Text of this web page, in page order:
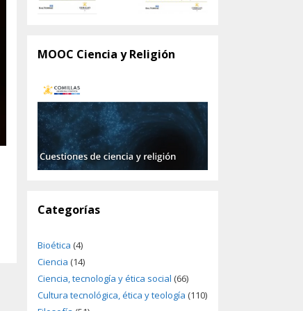
MOOC Ciencia y Religión
Categorías
Bioética (4)
Ciencia (14)
Ciencia, tecnología y ética social (66)
Cultura tecnológica, ética y teología (110)